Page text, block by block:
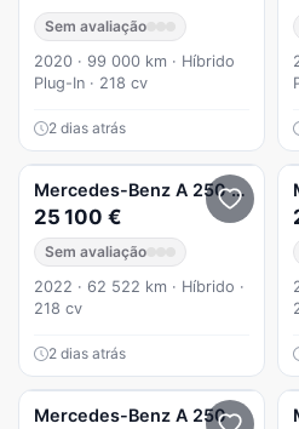
Sem avaliação
2020 · 99 000 km · Híbrido
Plug-In · 218 cv
2 dias atrás
Mercedes-Benz A 250 e Auto
25 100 €
Sem avaliação
2022 · 62 522 km · Híbrido ·
218 cv
2 dias atrás
Mercedes-Benz A 250